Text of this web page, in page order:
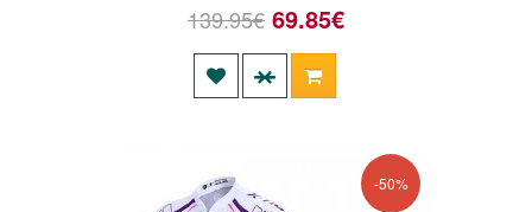
139.95€ 69.85€
-50%